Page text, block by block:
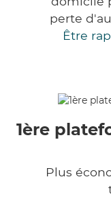
perte
Être
1ère
Plus